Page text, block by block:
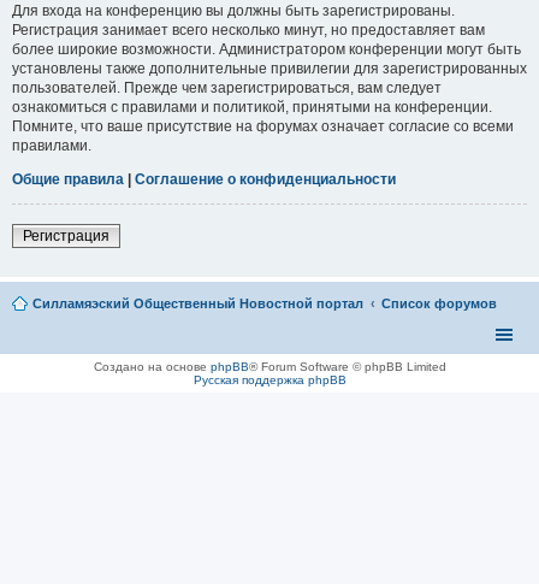
Для входа на конференцию вы должны быть зарегистрированы.
Регистрация занимает всего несколько минут, но предоставляет вам
более широкие возможности. Администратором конференции могут быть
установлены также дополнительные привилегии для зарегистрированных
пользователей. Прежде чем зарегистрироваться, вам следует
ознакомиться с правилами и политикой, принятыми на конференции.
Помните, что ваше присутствие на форумах означает согласие со всеми
правилами.
Общие правила | Соглашение о конфиденциальности
Регистрация
Силламяэский Общественный Новостной портал Список форумов
Создано на основе phpBB® Forum Software © phpBB Limited
Русская поддержка phpBB